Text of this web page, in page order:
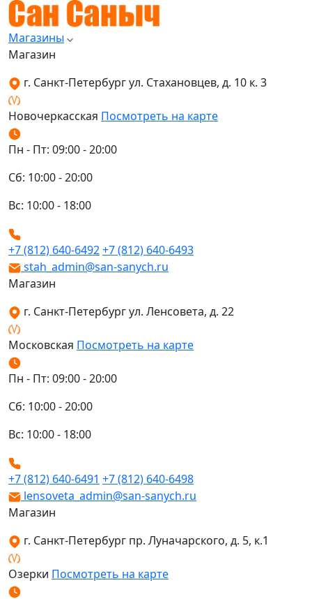
Магазины
Магазин
г. Санкт-Петербург ул. Стахановцев, д. 10 к. 3
Новочеркасская Посмотреть на карте
Пн - Пт: 09:00 - 20:00
Сб: 10:00 - 20:00
Вс: 10:00 - 18:00
+7 (812) 640-6492+7 (812) 640-6493
stah_admin@san-sanych.ru
Магазин
г. Санкт-Петербург ул. Ленсовета, д. 22
Московская Посмотреть на карте
Пн - Пт: 09:00 - 20:00
Сб: 10:00 - 20:00
Вс: 10:00 - 18:00
+7 (812) 640-6491 +7 (812) 640-6498
lensoveta_admin@san-sanych.ru
Магазин
г. Санкт-Петербург пр. Луначарского, д. 5, к.1
Озерки Посмотреть на карте